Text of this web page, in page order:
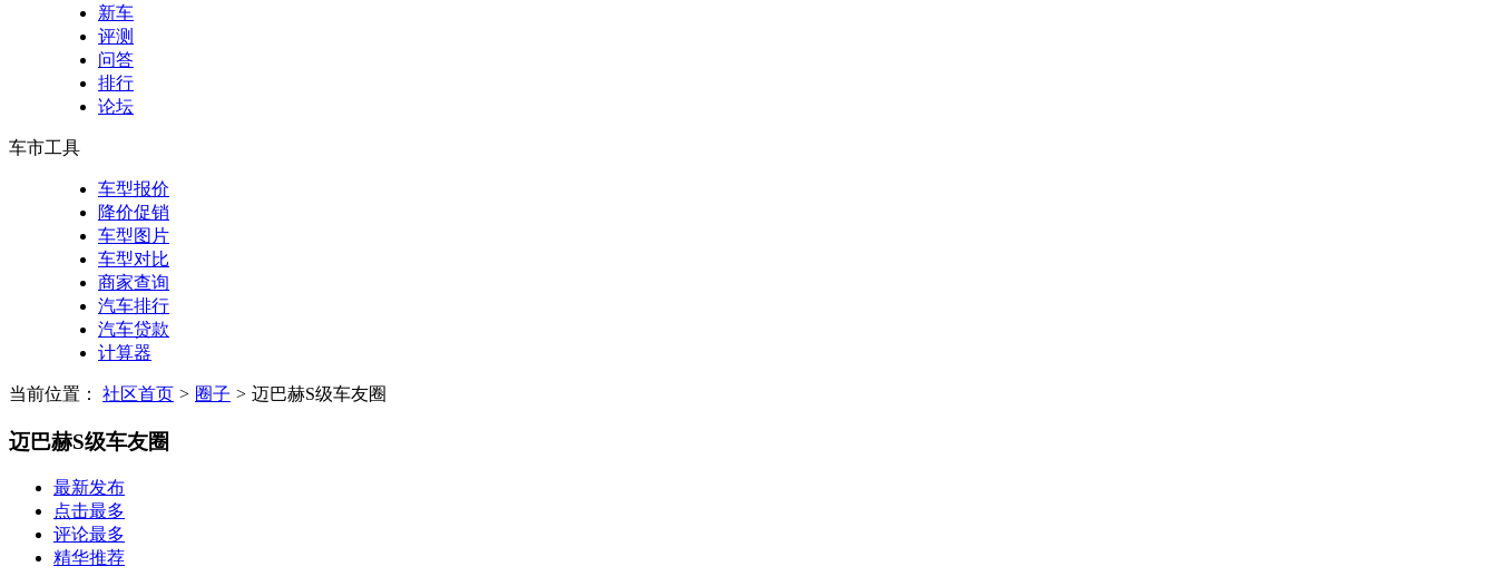
新车
评测
问答
排行
论坛
车市工具
车型报价
降价促销
车型图片
车型对比
商家查询
汽车排行
汽车贷款
计算器
当前位置： 社区首页 > 圈子 > 迈巴赫S级车友圈
迈巴赫S级车友圈
最新发布
点击最多
评论最多
精华推荐